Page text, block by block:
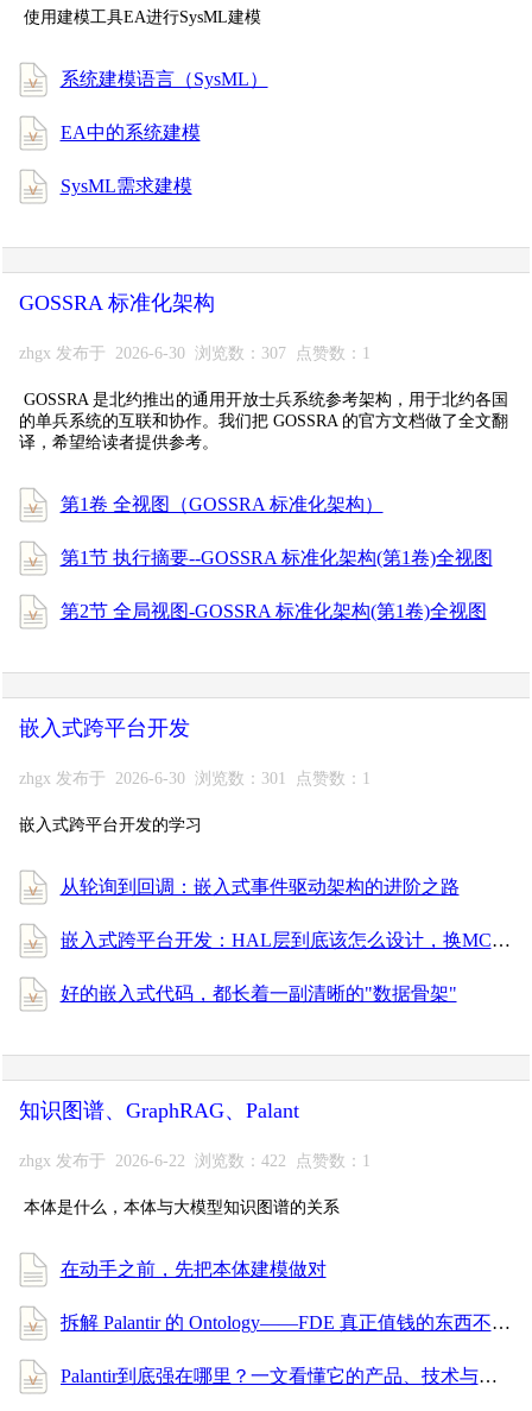
使用建模工具EA进行SysML建模
系统建模语言（SysML）
EA中的系统建模
SysML需求建模
GOSSRA 标准化架构
zhgx 发布于 2026-6-30 浏览数：307 点赞数：1
GOSSRA 是北约推出的通用开放士兵系统参考架构，用于北约各国
的单兵系统的互联和协作。我们把 GOSSRA 的官方文档做了全文翻
译，希望给读者提供参考。
第1卷 全视图（GOSSRA 标准化架构）
第1节 执行摘要--GOSSRA 标准化架构(第1卷)全视图
第2节 全局视图-GOSSRA 标准化架构(第1卷)全视图
嵌入式跨平台开发
zhgx 发布于 2026-6-30 浏览数：301 点赞数：1
嵌入式跨平台开发的学习
从轮询到回调：嵌入式事件驱动架构的进阶之路
嵌入式跨平台开发：HAL层到底该怎么设计，换MCU才能不重写？
好的嵌入式代码，都长着一副清晰的"数据骨架"
知识图谱、GraphRAG、Palant
zhgx 发布于 2026-6-22 浏览数：422 点赞数：1
本体是什么，本体与大模型知识图谱的关系
在动手之前，先把本体建模做对
拆解 Palantir 的 Ontology——FDE 真正值钱的东西不是写代码，是给数据穿上业务的衣服
Palantir到底强在哪里？一文看懂它的产品、技术与服务体系